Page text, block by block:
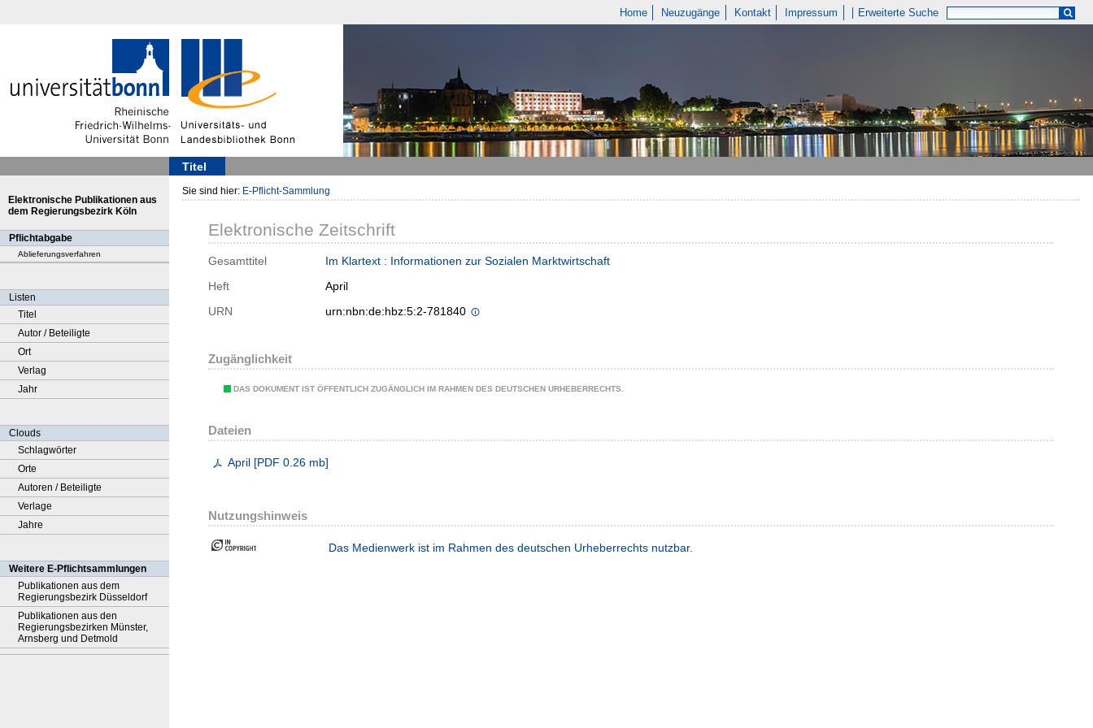
Home Neuzugänge Kontakt Impressum Erweiterte Suche
Titel
Elektronische Publikationen aus
dem Regierungsbezirk Köln
Pflichtabgabe
Ablieferungsverfahren
Listen
Titel
Autor / Beteiligte
Ort
Verlag
Jahr
Clouds
Schlagwörter
Orte
Autoren / Beteiligte
Verlage
Jahre
Weitere E-Pflichtsammlungen
Publikationen aus dem
Regierungsbezirk Düsseldorf
Publikationen aus den
Regierungsbezirken Münster,
Arnsberg und Detmold
Sie sind hier: E-Pflicht-Sammlung
Elektronische Zeitschrift
Gesamttitel
Im Klartext : Informationen zur Sozialen Marktwirtschaft
Heft
April
URN
urn:nbn:de:hbz:5:2-781840
Zugänglichkeit
DAS DOKUMENT IST ÖFFENTLICH ZUGÄNGLICH IM RAHMEN DES DEUTSCHEN URHEBERRECHTS.
Dateien
April [PDF 0.26 mb]
Nutzungshinweis
Das Medienwerk ist im Rahmen des deutschen Urheberrechts nutzbar.